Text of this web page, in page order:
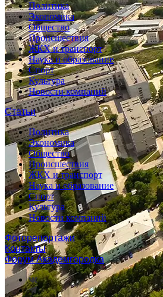
Политика
Экономика
Общество
Происшествия
ЖКХ и транспорт
Наука и образование
Спорт
Культура
Новости компаний
Статьи
Политика
Экономика
Общество
Происшествия
ЖКХ и транспорт
Наука и образование
Спорт
Культура
Новости компаний
Фоторепортажи
Контакты
Форум Академгородка